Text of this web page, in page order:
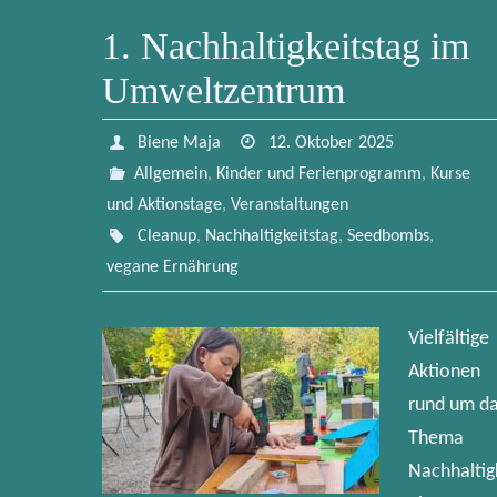
1. Nachhaltigkeitstag im
Umweltzentrum
Biene Maja
12. Oktober 2025
Allgemein, Kinder und Ferienprogramm, Kurse
und Aktionstage, Veranstaltungen
Cleanup, Nachhaltigkeitstag, Seedbombs,
vegane Ernährung
Vielfältige
Aktionen
rund um
Thema